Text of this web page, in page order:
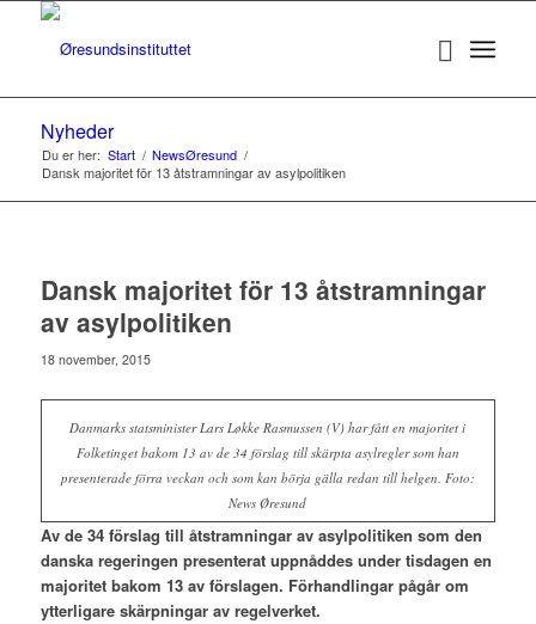
Nyheder
Du er her: Start / NewsØresund /
Dansk majoritet för 13 åtstramningar av asylpolitiken
Dansk majoritet för 13 åtstramningar
av asylpolitiken
18 november, 2015
Danmarks statsminister Lars Løkke Rasmussen (V) har fått en majoritet i
Folketinget bakom 13 av de 34 förslag till skärpta asylregler som han
presenterade förra veckan och som kan börja gälla redan till helgen. Foto:
News Øresund
Av de 34 förslag till åtstramningar av asylpolitiken som den
danska regeringen presenterat uppnåddes under tisdagen en
majoritet bakom 13 av förslagen. Förhandlingar pågår om
ytterligare skärpningar av regelverket.